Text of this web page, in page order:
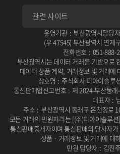
공급자 관리 메뉴에서
상품 등록 신청 후
승인, 반려 처리 후 공급자에게 알림 전
수요자가 서명 후 공급자
승인 시 시작일에 맞춰 진행중
공급자가 참여수요자가 순
운영기관 : 부산광역시담당자
(우 47545) 부산광역시 연제
전화번호 : 051-888-
부산광역시는 데이터 거래를 기반으로
데이터 상품 계약, 거래정보 및 거래에
상호명 : 주식회사 디아이솔루
통신판매업신고번호 : 제 2024-부산동래
대표자 :
주소 : 부산광역시 동래구 온천장로
모든 거래의 민원처리는 [(주)디아이솔루
통신판매중개자이며 통신판매의 당사자
상품 · 거래정보 및 거래에 대
민원 담당자 : 김진